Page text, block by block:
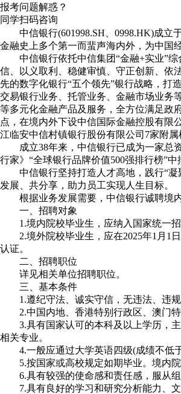
报考问题解惑？
同学扫码咨询
中信银行(601998.SH、0998.HK)成立
金融史上多个第一而蜚声海内外，为中国
中信银行依托中信集团“金融+实业”综
信、以义取利、稳健审慎、守正创新、依
先的数字化银行“五个领先”银行战略，打
交易银行业务、托管业务、金融市场业务
等多元化金融产品及服务，全方位满足政
点，在境内外下设中信国际金融控股有限
江临安中信村镇银行股份有限公司7家附属
成立38年来，中信银行已成为一家总资
行家》“全球银行品牌价值500强排行榜”
中信银行坚持打造人才高地，践行“凝
发展、共分享，助力员工实现人生目标。
根据业务发展需要，中信银行诚聘境内
一、招聘对象
1.境内院校毕业生，应纳入国家统一招
2.境外院校毕业生，应在2025年1月1日
认证。
二、招聘职位
详见相关单位招聘职位。
三、基本条件
1.遵纪守法、诚实守信，无违法、违规
2.中国内地、香港特别行政区、澳门特
3.具有国家认可的本科及以上学历，主
相关专业。
4.一般应通过大学英语四级(成绩不低于
5.按国家或高校规定如期毕业。境内院
6.具有较强的使命感和责任感，服从组
7.具有良好的学习和研究分析能力、文